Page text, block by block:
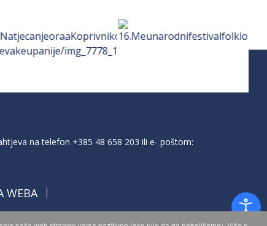
na telefon +385 48 658 203 ili e- poštom:
WEBA